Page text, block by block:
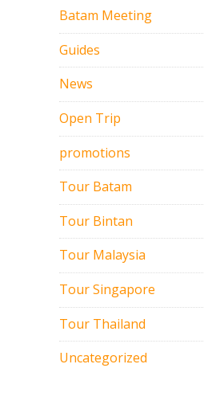
Batam Meeting
Guides
News
Open Trip
promotions
Tour Batam
Tour Bintan
Tour Malaysia
Tour Singapore
Tour Thailand
Uncategorized